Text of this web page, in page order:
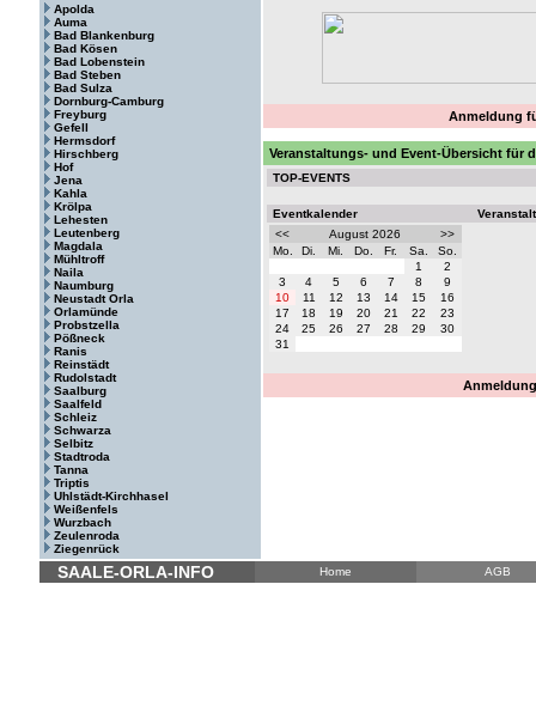
Apolda
Auma
Bad Blankenburg
Bad Kösen
Bad Lobenstein
Bad Steben
Bad Sulza
Dornburg-Camburg
Freyburg
Gefell
Hermsdorf
Hirschberg
Hof
Jena
Kahla
Krölpa
Lehesten
Leutenberg
Magdala
Mühltroff
Naila
Naumburg
Neustadt Orla
Orlamünde
Probstzella
Pößneck
Ranis
Reinstädt
Rudolstadt
Saalburg
Saalfeld
Schleiz
Schwarza
Selbitz
Stadtroda
Tanna
Triptis
Uhlstädt-Kirchhasel
Weißenfels
Wurzbach
Zeulenroda
Ziegenrück
Anmeldung
Veranstaltungs- und Event-Übersicht für
TOP-EVENTS
Eventkalender
<<
August 2026
>>
Mo.
Di. Mi. Do. Fr. Sa.
So.
1
2
3
4 5 6 7 8
9
10
11 12 13 14 15
16
17
18 19 20 21 22
23
24
25 26 27 28 29
30
31
SAALE-ORLA-INFO Home AGB